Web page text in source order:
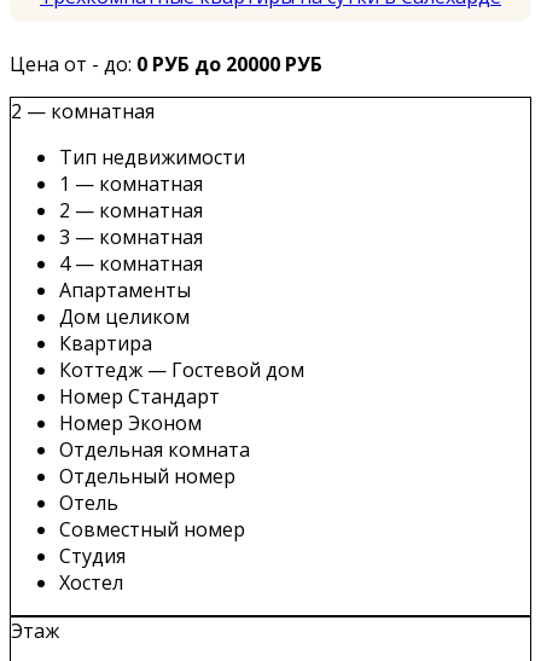
Цена от - до: 0 РУБ до 20000 РУБ
2 — комнатная
Тип недвижимости
1 — комнатная
2 — комнатная
3 — комнатная
4 — комнатная
Апартаменты
Дом целиком
Квартира
Коттедж — Гостевой дом
Номер Стандарт
Номер Эконом
Отдельная комната
Отдельный номер
Отель
Совместный номер
Студия
Хостел
Этаж